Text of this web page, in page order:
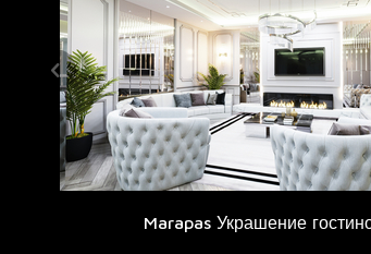
Marapas Украшение